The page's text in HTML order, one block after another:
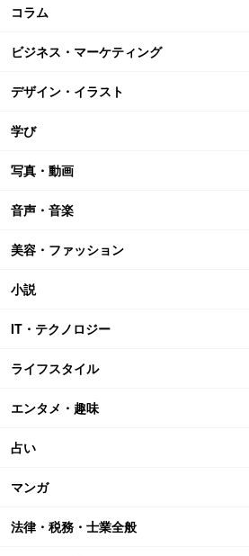
コラム
ビジネス・マーケティング
デザイン・イラスト
学び
写真・動画
音声・音楽
美容・ファッション
小説
IT・テクノロジー
ライフスタイル
エンタメ・趣味
占い
マンガ
法律・税務・士業全般